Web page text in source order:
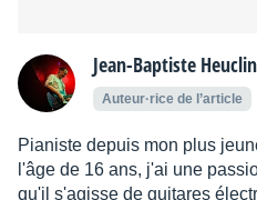
Jean-Baptiste Heuclin
Auteur·rice de l’article
Pianiste depuis mon plus
l'âge de 16 ans, j'ai une
qu'il s'agisse de guitares